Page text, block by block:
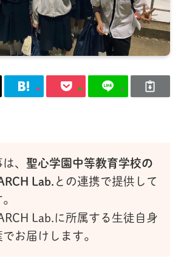
、 聖心学園中等教育学校の
Lab. との連携で提供して
Lab.に所属する生徒自身
お届けします。